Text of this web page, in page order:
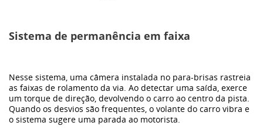
Sistema de permanência em faixa
Nesse sistema, uma câmera instalada no para-brisas rastreia
as faixas de rolamento da via. Ao detectar uma saída, exerce
um torque de direção, devolvendo o carro ao centro da pista.
Quando os desvios são frequentes, o volante do carro vibra e
o sistema sugere uma parada ao motorista.